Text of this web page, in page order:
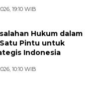
19:10 WIB
Hukum dalam
Pintu untuk
Indonesia
10:10 WIB